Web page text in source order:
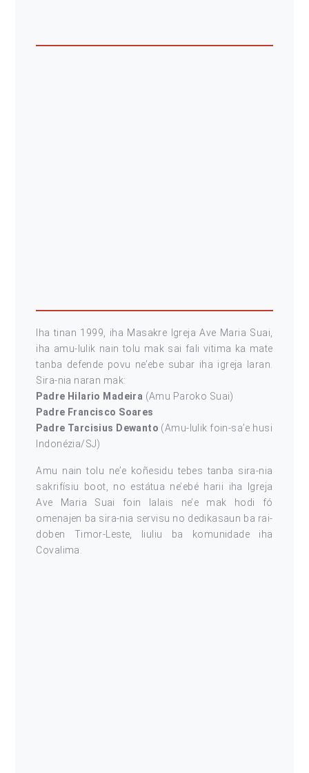
Iha tinan 1999, iha Masakre Igreja Ave Maria Suai,
iha amu-lulik nain tolu mak sai fali vitima ka mate
tanba defende povu ne’ebe subar iha igreja laran.
Sira-nia naran mak:
Padre Hilario Madeira (Amu Paroko Suai)
Padre Francisco Soares
Padre Tarcisius Dewanto (Amu-lulik foin-sa’e husi
Indonézia/SJ)
Amu nain tolu ne’e koñesidu tebes tanba sira-nia
sakrifísiu boot, no estátua ne’ebé harii iha Igreja
Ave Maria Suai foin lalais ne’e mak hodi fó
omenajen ba sira-nia servisu no dedikasaun ba rai-
doben Timor-Leste, liuliu ba komunidade iha
Covalima.